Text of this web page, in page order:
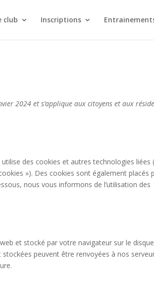
club Inscriptions
2024 et s’applique aux citoyens et aux
utilise des cookies et autres technologies liées
»). Des cookies sont également placés
nous vous informons de l’utilisation des
et stocké par votre navigateur sur le
peuvent être renvoyées à nos